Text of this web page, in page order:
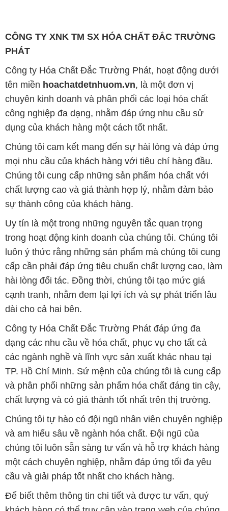
CÔNG TY XNK TM SX HÓA CHẤT ĐẮC TRƯỜNG
PHÁT
Công ty Hóa Chất Đắc Trường Phát, hoạt động dưới
tên miền hoachatdetnhuom.vn, là một đơn vị
chuyên kinh doanh và phân phối các loại hóa chất
công nghiệp đa dạng, nhằm đáp ứng nhu cầu sử
dụng của khách hàng một cách tốt nhất.
Chúng tôi cam kết mang đến sự hài lòng và đáp ứng
mọi nhu cầu của khách hàng với tiêu chí hàng đầu.
Chúng tôi cung cấp những sản phẩm hóa chất với
chất lượng cao và giá thành hợp lý, nhằm đảm bảo
sự thành công của khách hàng.
Uy tín là một trong những nguyên tắc quan trọng
trong hoạt động kinh doanh của chúng tôi. Chúng tôi
luôn ý thức rằng những sản phẩm mà chúng tôi cung
cấp cần phải đáp ứng tiêu chuẩn chất lượng cao, làm
hài lòng đối tác. Đồng thời, chúng tôi tạo mức giá
cạnh tranh, nhằm đem lại lợi ích và sự phát triển lâu
dài cho cả hai bên.
Công ty Hóa Chất Đắc Trường Phát đáp ứng đa
dạng các nhu cầu về hóa chất, phục vụ cho tất cả
các ngành nghề và lĩnh vực sản xuất khác nhau tại
TP. Hồ Chí Minh. Sứ mệnh của chúng tôi là cung cấp
và phân phối những sản phẩm hóa chất đáng tin cậy,
chất lượng và có giá thành tốt nhất trên thị trường.
Chúng tôi tự hào có đội ngũ nhân viên chuyên nghiệp
và am hiểu sâu về ngành hóa chất. Đội ngũ của
chúng tôi luôn sẵn sàng tư vấn và hỗ trợ khách hàng
một cách chuyên nghiệp, nhằm đáp ứng tối đa yêu
cầu và giải pháp tốt nhất cho khách hàng.
Để biết thêm thông tin chi tiết và được tư vấn, quý